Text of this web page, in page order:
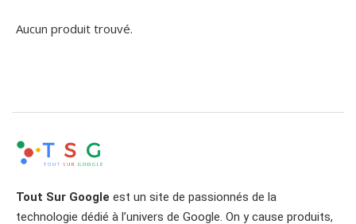
Aucun produit trouvé.
Tout Sur Google est un site de passionnés de la
technologie dédié à l’univers de Google. On y cause produits,